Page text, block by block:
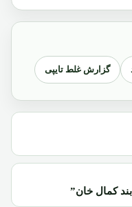
گزارش غلط تایپی
کمال خان”